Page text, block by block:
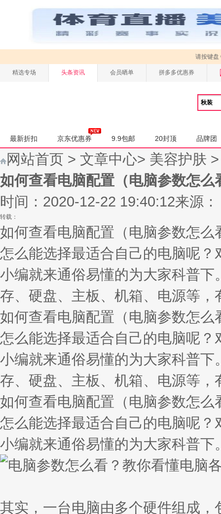
请按键盘
精选专场 头条资讯 会员晒单 拼多多优惠券
最新折扣 京东优惠券 9.9包邮 20封顶 品牌团
网站首页 > 文章中心> 美容护肤
如何查看电脑配置（电脑参数怎么
时间：2020-12-22 19:40:12来源：
转载：
如何查看电脑配置（电脑参数怎
怎么能选择最适合自己的电脑呢
小编就来通俗易懂的为大家科普
存、硬盘、主板、机箱、电源等
如何查看电脑配置（电脑参数怎
怎么能选择最适合自己的电脑呢
小编就来通俗易懂的为大家科普
存、硬盘、主板、机箱、电源等
如何查看电脑配置（电脑参数怎
怎么能选择最适合自己的电脑呢
小编就来通俗易懂的为大家科普下
其实，一台电脑由多个硬件组成